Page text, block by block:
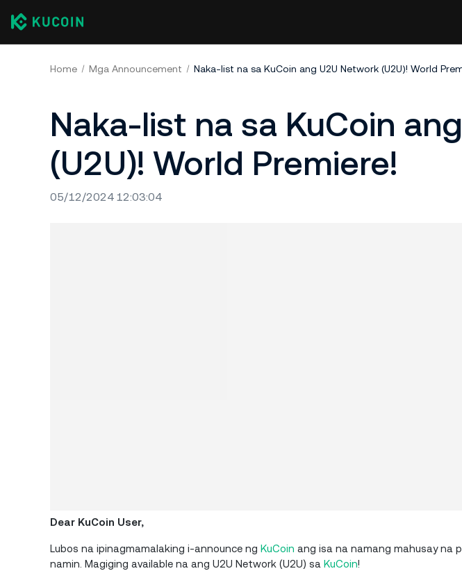
Home Mga Announcement Naka-list na sa KuCoin ang U2U Network (U2U)! World
Naka-list na sa KuCoin
(U2U)! World Premiere!
05/12/2024 12:03:04
Dear KuCoin User,
Lubos na ipinagmamalaking i-announce ng KuCoin ang isa na namang mahusay
namin. Magiging available na ang U2U Network (U2U) sa KuCoin!